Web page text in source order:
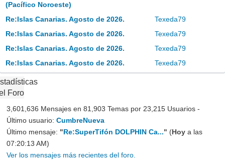
(Pacífico Noroeste)
Re:Islas Canarias. Agosto de 2026.
Texeda79
Re:Islas Canarias. Agosto de 2026.
Texeda79
Re:Islas Canarias. Agosto de 2026.
Texeda79
Re:Islas Canarias. Agosto de 2026.
Texeda79
Foro
3,601,636 Mensajes en 81,903 Temas por 23,215 Usuarios -
Último usuario: CumbreNueva
Último mensaje: "Re:SuperTifón DOLPHIN Ca..." (Hoy a las
07:20:13 AM)
Ver los mensajes más recientes del foro.